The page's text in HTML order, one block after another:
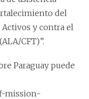
del
y contra el
CFT)”.
Paraguay puede
mission-